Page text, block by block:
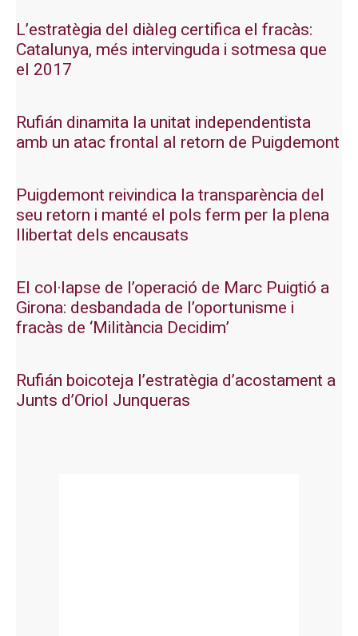
L’estratègia del diàleg certifica el fracàs:
Catalunya, més intervinguda i sotmesa que
el 2017
Rufián dinamita la unitat independentista
amb un atac frontal al retorn de Puigdemont
Puigdemont reivindica la transparència del
seu retorn i manté el pols ferm per la plena
llibertat dels encausats
El col·lapse de l’operació de Marc Puigtió a
Girona: desbandada de l’oportunisme i
fracàs de ‘Militància Decidim’
Rufián boicoteja l’estratègia d’acostament a
Junts d’Oriol Junqueras